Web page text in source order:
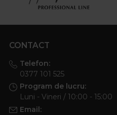
CONTACT
Telefon:
0377 101 525
Program de lucru:
Luni - Vineri / 10:00 - 15:00
Email: